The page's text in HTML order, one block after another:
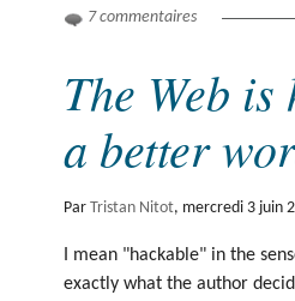
7 commentaires
The Web
a better
ParTristan Nitot, mercredi 3 juin
I mean "hackable" in the
exactly what the author